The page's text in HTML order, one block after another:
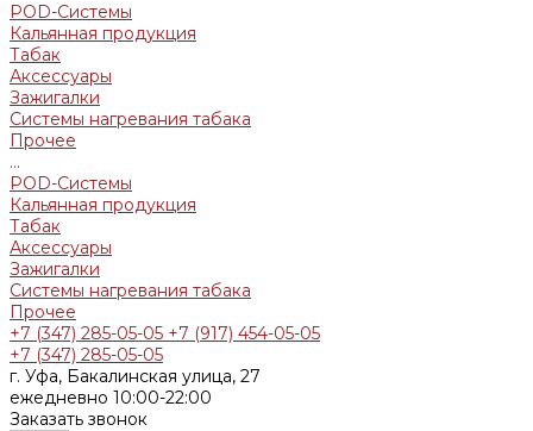
POD-Системы
Кальянная продукция
Табак
Аксессуары
Зажигалки
Системы нагревания табака
Прочее
...
POD-Системы
Кальянная продукция
Табак
Аксессуары
Зажигалки
Системы нагревания табака
Прочее
+7 (347) 285-05-05 +7 (917) 454-05-05
+7 (347) 285-05-05
г. Уфа, Бакалинская улица, 27
ежедневно 10:00-22:00
Заказать звонок